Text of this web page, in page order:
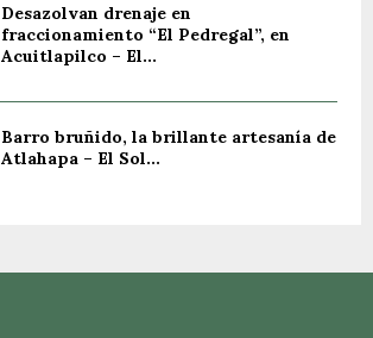
Desazolvan drenaje en
fraccionamiento “El Pedregal”, en
Acuitlapilco – El...
Barro bruñido, la brillante artesanía de
Atlahapa – El Sol...